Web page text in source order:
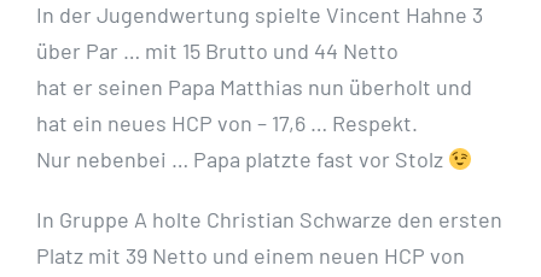
In der Jugendwertung spielte Vincent Hahne 3
über Par … mit 15 Brutto und 44 Netto
hat er seinen Papa Matthias nun überholt und
hat ein neues HCP von – 17,6 … Respekt.
Nur nebenbei … Papa platzte fast vor Stolz
In Gruppe A holte Christian Schwarze den ersten
Platz mit 39 Netto und einem neuen HCP von